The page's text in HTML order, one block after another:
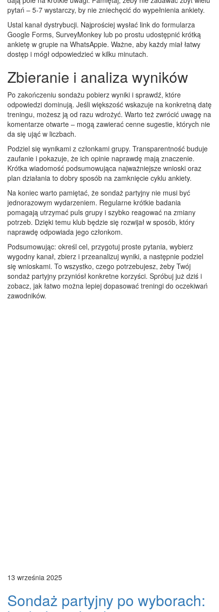
pytań – 5‑7 wystarczy, by nie zniechęcić do wypełnienia ankiety.
Ustal kanał dystrybucji. Najprościej wysłać link do formularza
Google Forms, SurveyMonkey lub po prostu udostępnić krótką
ankietę w grupie na WhatsAppie. Ważne, aby każdy miał łatwy
dostęp i mógł odpowiedzieć w kilku minutach.
Zbieranie i analiza wyników
Po zakończeniu sondażu pobierz wyniki i sprawdź, które
odpowiedzi dominują. Jeśli większość wskazuje na konkretną datę
treningu, możesz ją od razu wdrożyć. Warto też zwrócić uwagę na
komentarze otwarte – mogą zawierać cenne sugestie, których nie
da się ująć w liczbach.
Podziel się wynikami z członkami grupy. Transparentność buduje
zaufanie i pokazuje, że ich opinie naprawdę mają znaczenie.
Krótka wiadomość podsumowująca najważniejsze wnioski oraz
plan działania to dobry sposób na zamknięcie cyklu ankiety.
Na koniec warto pamiętać, że sondaż partyjny nie musi być
jednorazowym wydarzeniem. Regularne krótkie badania
pomagają utrzymać puls grupy i szybko reagować na zmiany
potrzeb. Dzięki temu klub będzie się rozwijał w sposób, który
naprawdę odpowiada jego członkom.
Podsumowując: określ cel, przygotuj proste pytania, wybierz
wygodny kanał, zbierz i przeanalizuj wyniki, a następnie podziel
się wnioskami. To wszystko, czego potrzebujesz, żeby Twój
sondaż partyjny przyniósł konkretne korzyści. Spróbuj już dziś i
zobacz, jak łatwo można lepiej dopasować treningi do oczekiwań
zawodników.
13 września 2025
Sondaż partyjny po wyborach: